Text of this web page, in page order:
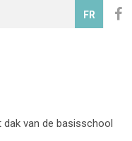
FR
dak van de basisschool